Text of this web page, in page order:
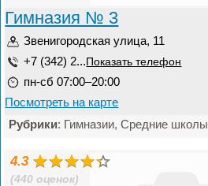
Гимназия № 3
Звенигородская улица, 11
+7 (342) 2... Показать телефон
пн-сб 07:00–20:00
Посмотреть на карте
Рубрики: Гимназии, Средние школы
4.3
(440 оценок)